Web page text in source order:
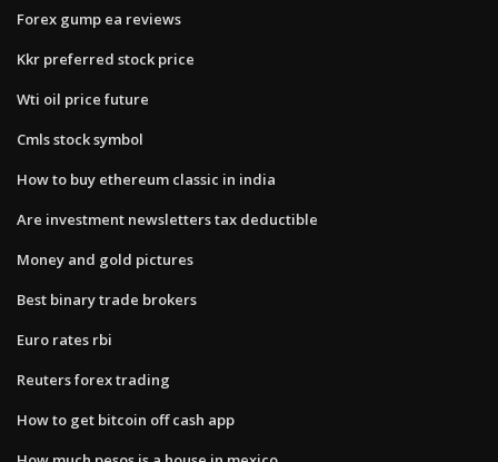
Forex gump ea reviews
Kkr preferred stock price
Wti oil price future
Cmls stock symbol
How to buy ethereum classic in india
Are investment newsletters tax deductible
Money and gold pictures
Best binary trade brokers
Euro rates rbi
Reuters forex trading
How to get bitcoin off cash app